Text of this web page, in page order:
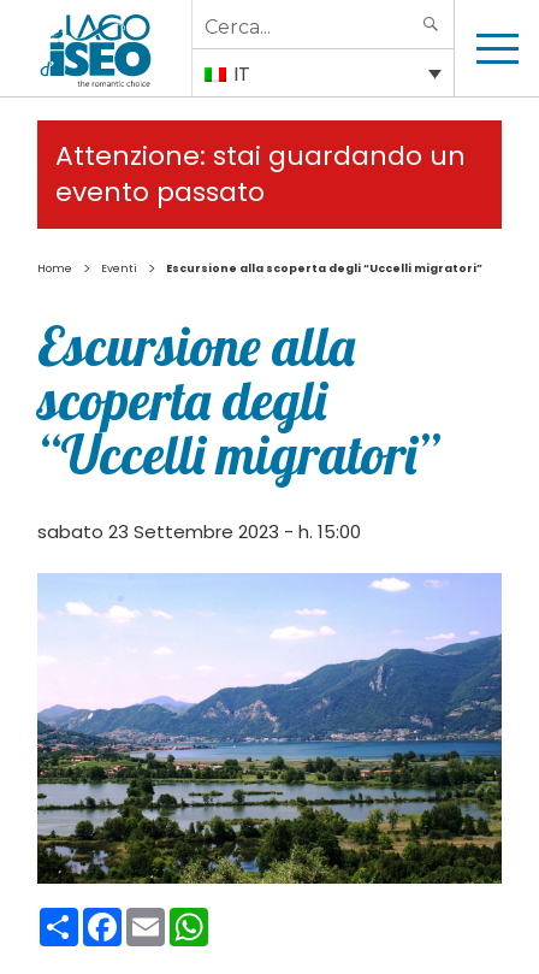
Search
for:
IT
Attenzione: stai guardando un
evento passato
Home > Eventi > Escursione alla scoperta degli “Uccelli migratori”
Escursione alla
scoperta degli
“Uccelli migratori”
sabato 23 Settembre 2023 - h. 15:00
CondividiFacebook
Email